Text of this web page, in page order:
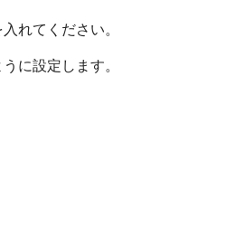
れてください。
に設定します。